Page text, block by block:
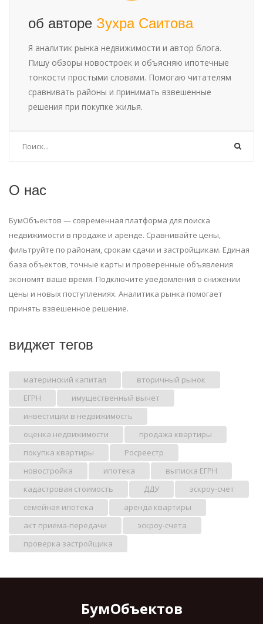
об авторе Зухра Саитова
Я аналитик рынка недвижимости и автор блога.
Пишу обзоры новостроек и объясняю ипотечные
тонкости простыми словами. Помогаю читателям
сравнивать районы и принимать взвешенные
решения при покупке жилья.
О нас
БумОбъектов — современная платформа для поиска
недвижимости в продаже и аренде. Сравнивайте цены,
фильтруйте по районам, срокам сдачи и застройщикам. Единая
база объектов, точные карты и проверенные объявления
экономят ваше время. Подключите уведомления о снижении
цены и новых поступлениях. Аналитика рынка помогает
принять взвешенное решение.
виджет тегов
материнский капитал
вторичный рынок
ЕГРН
имущественный вычет
инвестиции в недвижимость
оценка недвижимости
продажа квартиры
покупка квартиры
Росреестр
новостройка
ипотека
выписка ЕГРН
кадастровая стоимость
ДДУ
эскроу-счет
семейная ипотека
аренда квартиры
акт приема-передачи
эскроу-счета
проверка застройщика
БумОбъектов